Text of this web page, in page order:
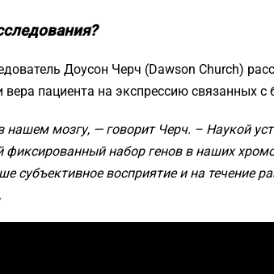
Доусон Черч (Dawson Church)
пациента на экспрессию связанных с
нашем мозгу, — говорит Черч. – Наукой
набор генов в наших
субъективное восприятие и на течение